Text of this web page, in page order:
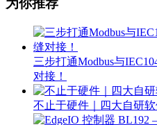
为你推荐
三步打通Modbus与
对接！
不止于硬件｜四大自研